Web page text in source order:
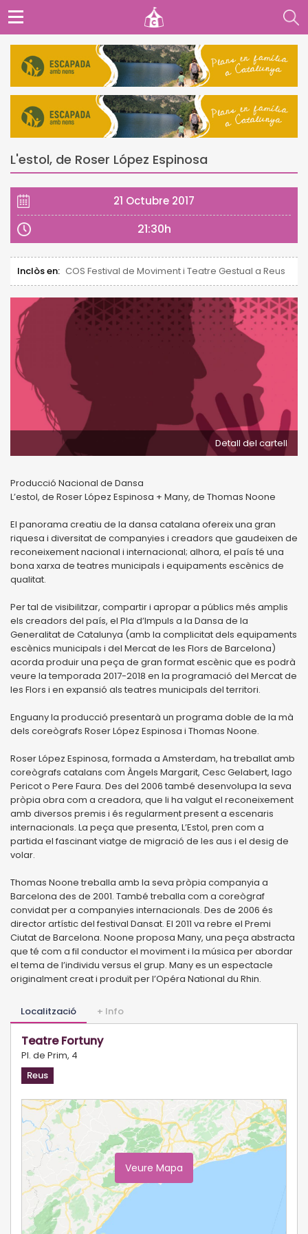
L'estol, de Roser López Espinosa
21 Octubre 2017
21:30h
Inclòs en: COS Festival de Moviment i Teatre Gestual a Reus
Detall del cartell
Producció Nacional de Dansa
L’estol, de Roser López Espinosa + Many, de Thomas Noone
El panorama creatiu de la dansa catalana ofereix una gran
riquesa i diversitat de companyies i creadors que gaudeixen de
reconeixement nacional i internacional; alhora, el país té una
bona xarxa de teatres municipals i equipaments escènics de
qualitat.
Per tal de visibilitzar, compartir i apropar a públics més amplis
els creadors del país, el Pla d’Impuls a la Dansa de la
Generalitat de Catalunya (amb la complicitat dels equipaments
escènics municipals i del Mercat de les Flors de Barcelona)
acorda produir una peça de gran format escènic que es podrà
veure la temporada 2017-2018 en la programació del Mercat de
les Flors i en expansió als teatres municipals del territori.
Enguany la producció presentarà un programa doble de la mà
dels coreògrafs Roser López Espinosa i Thomas Noone.
Roser López Espinosa, formada a Amsterdam, ha treballat amb
coreògrafs catalans com Àngels Margarit, Cesc Gelabert, Iago
Pericot o Pere Faura. Des del 2006 també desenvolupa la seva
pròpia obra com a creadora, que li ha valgut el reconeixement
amb diversos premis i és regularment present a escenaris
internacionals. La peça que presenta, L’Estol, pren com a
partida el fascinant viatge de migració de les aus i el desig de
volar.
Thomas Noone treballa amb la seva pròpia companyia a
Barcelona des de 2001. També treballa com a coreògraf
convidat per a companyies internacionals. Des de 2006 és
director artístic del festival Dansat. El 2011 va rebre el Premi
Ciutat de Barcelona. Noone proposa Many, una peça abstracta
que té com a fil conductor el moviment i la música per abordar
el tema de l’individu versus el grup. Many es un espectacle
originalment creat i produït per l’Opéra National du Rhin.
Localització + Info
Teatre Fortuny
Pl. de Prim, 4
Reus
Veure Mapa